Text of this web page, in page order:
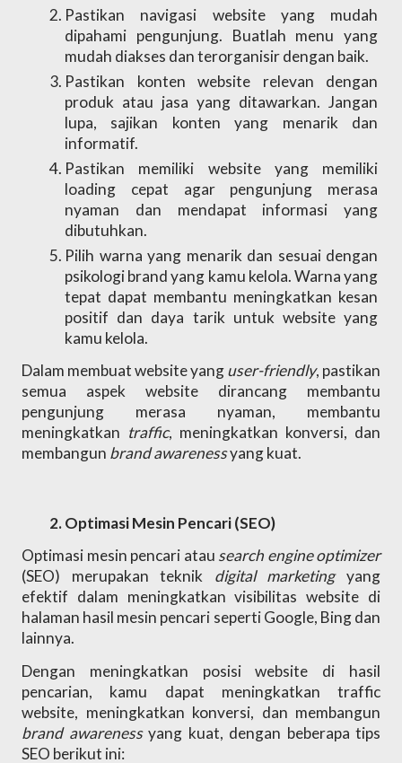
Pastikan navigasi website yang mudah
dipahami pengunjung. Buatlah menu yang
mudah diakses dan terorganisir dengan baik.
Pastikan konten website relevan dengan
produk atau jasa yang ditawarkan. Jangan
lupa, sajikan konten yang menarik dan
informatif.
Pastikan memiliki website yang memiliki
loading cepat agar pengunjung merasa
nyaman dan mendapat informasi yang
dibutuhkan.
Pilih warna yang menarik dan sesuai dengan
psikologi brand yang kamu kelola. Warna yang
tepat dapat membantu meningkatkan kesan
positif dan daya tarik untuk website yang
kamu kelola.
Dalam membuat website yang user-friendly, pastikan
semua aspek website dirancang membantu
pengunjung merasa nyaman, membantu
meningkatkan traffic, meningkatkan konversi, dan
membangun brand awareness yang kuat.
Optimasi Mesin Pencari (SEO)
Optimasi mesin pencari atau
search engine optimizer
(SEO) merupakan teknik digital marketing yang
efektif dalam meningkatkan visibilitas website di
halaman hasil mesin pencari seperti Google, Bing dan
lainnya.
Dengan meningkatkan posisi website di hasil
pencarian, kamu dapat meningkatkan traffic
brand awareness yang kuat, dengan beberapa tips
SEO berikut ini: